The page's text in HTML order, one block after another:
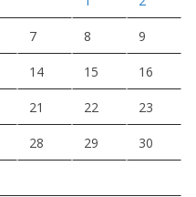
7 8 9
14 15 16
21 22 23
28 29 30